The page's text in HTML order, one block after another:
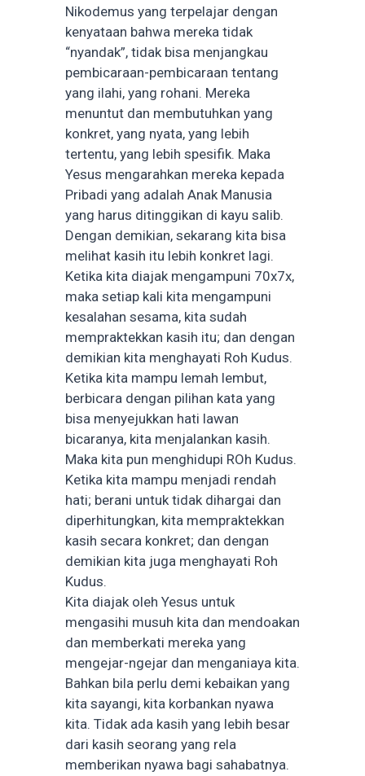
Nikodemus yang terpelajar dengan
kenyataan bahwa mereka tidak
“nyandak”, tidak bisa menjangkau
pembicaraan-pembicaraan tentang
yang ilahi, yang rohani. Mereka
menuntut dan membutuhkan yang
konkret, yang nyata, yang lebih
tertentu, yang lebih spesifik. Maka
Yesus mengarahkan mereka kepada
Pribadi yang adalah Anak Manusia
yang harus ditinggikan di kayu salib.
Dengan demikian, sekarang kita bisa
melihat kasih itu lebih konkret lagi.
Ketika kita diajak mengampuni 70x7x,
maka setiap kali kita mengampuni
kesalahan sesama, kita sudah
mempraktekkan kasih itu; dan dengan
demikian kita menghayati Roh Kudus.
Ketika kita mampu lemah lembut,
berbicara dengan pilihan kata yang
bisa menyejukkan hati lawan
bicaranya, kita menjalankan kasih.
Maka kita pun menghidupi ROh Kudus.
Ketika kita mampu menjadi rendah
hati; berani untuk tidak dihargai dan
diperhitungkan, kita mempraktekkan
kasih secara konkret; dan dengan
demikian kita juga menghayati Roh
Kudus.
Kita diajak oleh Yesus untuk
mengasihi musuh kita dan mendoakan
dan memberkati mereka yang
mengejar-ngejar dan menganiaya kita.
Bahkan bila perlu demi kebaikan yang
kita sayangi, kita korbankan nyawa
kita. Tidak ada kasih yang lebih besar
dari kasih seorang yang rela
memberikan nyawa bagi sahabatnya.